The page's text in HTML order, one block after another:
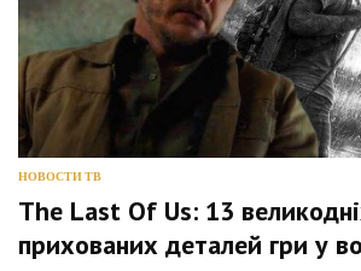
НОВОСТИ ТВ
The Last Of Us: 13
прихованих деталей гри у